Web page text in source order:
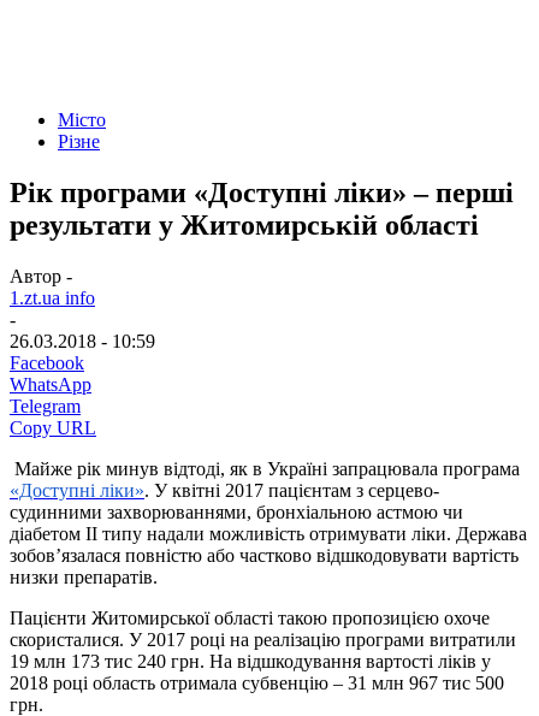
Місто
Різне
Рік програми «Доступні ліки» – перші
результати у Житомирській області
Автор -
1.zt.ua info
-
26.03.2018 - 10:59
Facebook
WhatsApp
Telegram
Copy URL
Майже рік минув відтоді, як в Україні запрацювала програма
«Доступні ліки». У квітні 2017 пацієнтам з серцево-
судинними захворюваннями, бронхіальною астмою чи
діабетом ІІ типу надали можливість отримувати ліки. Держава
зобов’язалася повністю або частково відшкодовувати вартість
низки препаратів.
Пацієнти Житомирської області такою пропозицією охоче
скористалися. У 2017 році на реалізацію програми витратили
19 млн 173 тис 240 грн. На відшкодування вартості ліків у
2018 році область отримала субвенцію – 31 млн 967 тис 500
грн.